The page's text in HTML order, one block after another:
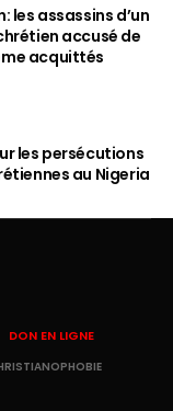
les assassins d’un
accusé de
acquittés
les persécutions
au Nigeria
DON EN LIGNE